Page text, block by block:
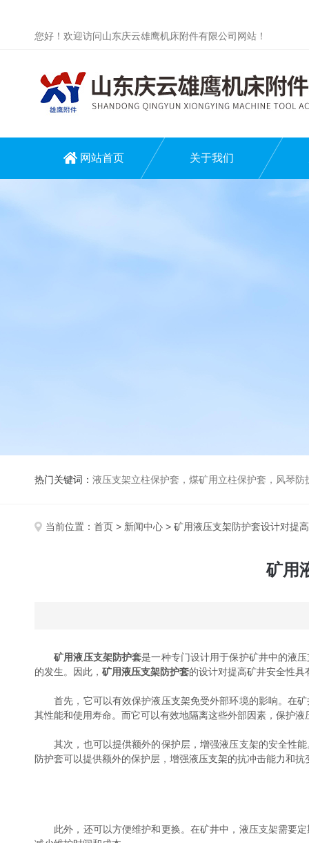
您好！欢迎访问山东庆云雄鹰机床附件有限公司网站！
网站首页 关于我们
热门关键词： 液压支架立柱保护套，煤矿用立柱保护套，风琴
当前位置： 首页 > 新闻中心 > 矿用液压支架防护套设计对提
矿用
矿用液压支架防护套是一种专门设计用于保护矿井中的液
的发生。因此， 矿用液压支架防护套的设计对提高矿井安全性具
首先，它可以有效保护液压支架免受外部环境的影响。在矿
其性能和使用寿命。而它可以有效地隔离这些外部因素，保护
其次，也可以提供额外的保护层，增强液压支架的安全性能
防护套可以提供额外的保护层，增强液压支架的抗冲击能力和
此外，还可以方便维护和更换。在矿井中，液压支架需要定